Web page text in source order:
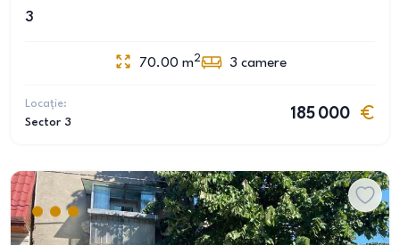
3
70.00 m2 3 camere
Locație:
Sector 3
185 000